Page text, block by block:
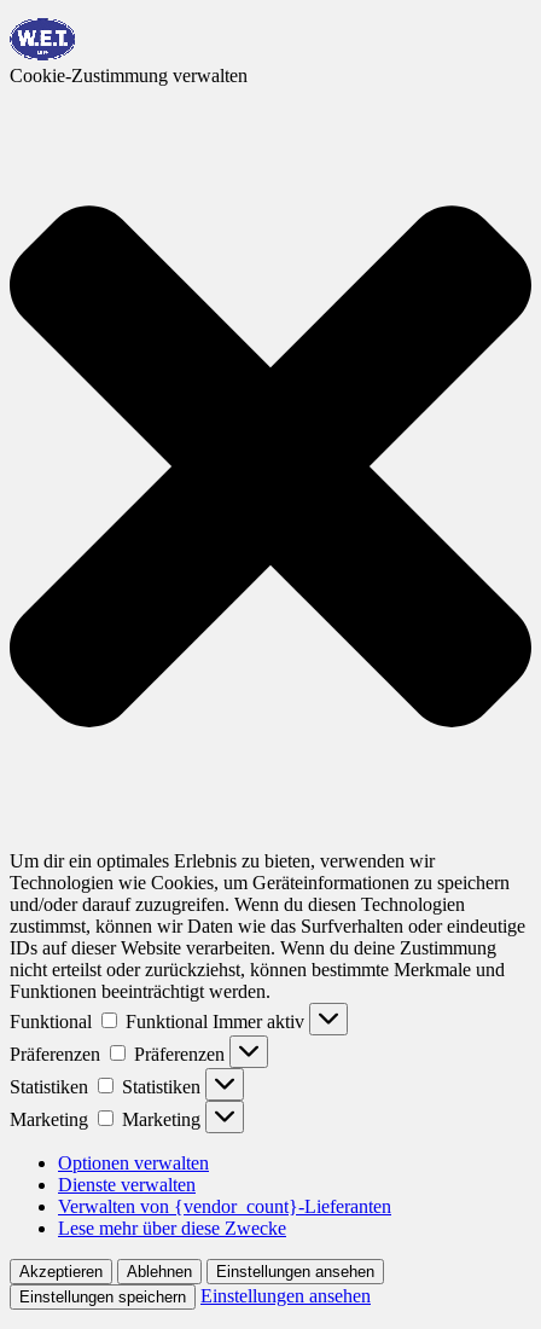
Cookie-Zustimmung verwalten
Um dir ein optimales Erlebnis zu bieten, verwenden wir
Technologien wie Cookies, um Geräteinformationen zu speichern
und/oder darauf zuzugreifen. Wenn du diesen Technologien
zustimmst, können wir Daten wie das Surfverhalten oder eindeutige
IDs auf dieser Website verarbeiten. Wenn du deine Zustimmung
nicht erteilst oder zurückziehst, können bestimmte Merkmale und
Funktionen beeinträchtigt werden.
Funktional
Funktional Immer aktiv
Präferenzen
Präferenzen
Statistiken
Statistiken
Marketing
Marketing
Optionen verwalten
Dienste verwalten
Verwalten von {vendor_count}-Lieferanten
Lese mehr über diese Zwecke
Akzeptieren Ablehnen
Einstellungen ansehen
Einstellungen speichern
Einstellungen ansehen